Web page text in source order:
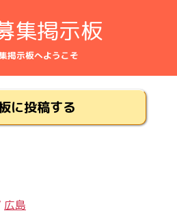
集掲示板
掲示板へようこそ
に投稿する
広島